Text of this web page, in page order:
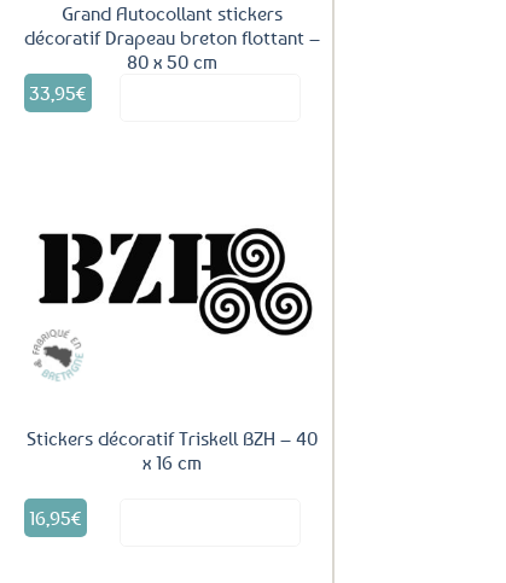
Grand Autocollant stickers
décoratif Drapeau breton flottant –
80 x 50 cm
33,95€
Ce
peuvent
être
choisies
Ajouter
aux
favoris
Stickers décoratif Triskell BZH – 40
x 16 cm
16,95€